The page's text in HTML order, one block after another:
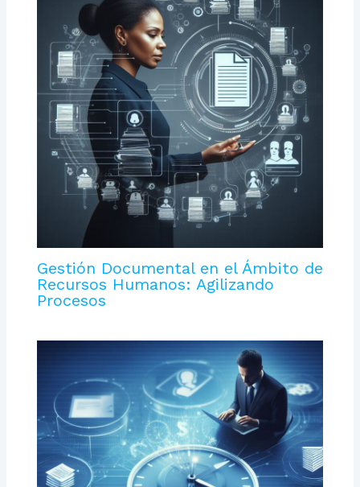
Gestión Documental en el Ámbito de
Recursos Humanos: Agilizando
Procesos